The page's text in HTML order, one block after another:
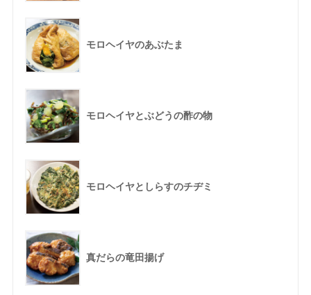
モロヘイヤのあぶたま
モロヘイヤとぶどうの酢の物
モロヘイヤとしらすのチヂミ
真だらの竜田揚げ